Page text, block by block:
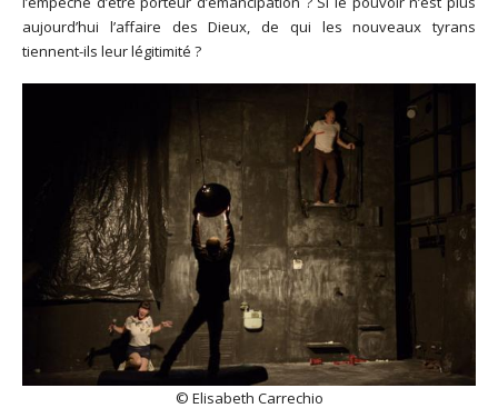
aujourd’hui l’affaire des Dieux, de qui les nouveaux tyrans
tiennent-ils leur légitimité ?
© Elisabeth Carrechio